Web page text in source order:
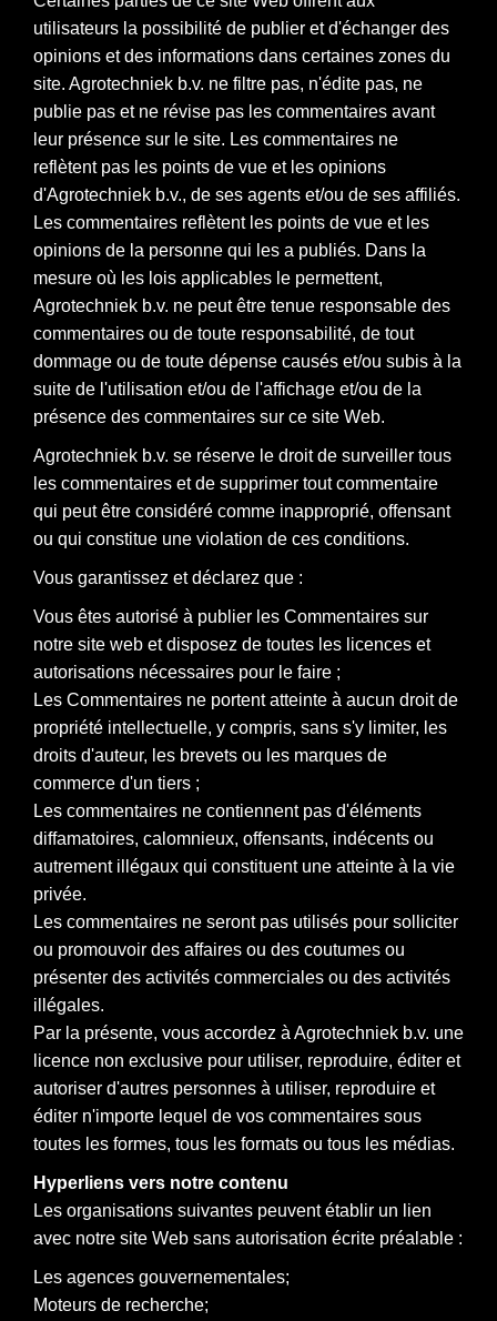
utilisateurs la possibilité de publier et d'échanger des
opinions et des informations dans certaines zones du
site. Agrotechniek b.v. ne filtre pas, n'édite pas, ne
publie pas et ne révise pas les commentaires avant
leur présence sur le site. Les commentaires ne
reflètent pas les points de vue et les opinions
d'Agrotechniek b.v., de ses agents et/ou de ses affiliés.
Les commentaires reflètent les points de vue et les
opinions de la personne qui les a publiés. Dans la
mesure où les lois applicables le permettent,
Agrotechniek b.v. ne peut être tenue responsable des
commentaires ou de toute responsabilité, de tout
dommage ou de toute dépense causés et/ou subis à la
suite de l'utilisation et/ou de l'affichage et/ou de la
présence des commentaires sur ce site Web.
Agrotechniek b.v. se réserve le droit de surveiller tous
les commentaires et de supprimer tout commentaire
qui peut être considéré comme inapproprié, offensant
ou qui constitue une violation de ces conditions.
Vous garantissez et déclarez que :
Vous êtes autorisé à publier les Commentaires sur
notre site web et disposez de toutes les licences et
autorisations nécessaires pour le faire ;
Les Commentaires ne portent atteinte à aucun droit de
propriété intellectuelle, y compris, sans s'y limiter, les
droits d'auteur, les brevets ou les marques de
commerce d'un tiers ;
Les commentaires ne contiennent pas d'éléments
diffamatoires, calomnieux, offensants, indécents ou
autrement illégaux qui constituent une atteinte à la vie
privée.
Les commentaires ne seront pas utilisés pour solliciter
ou promouvoir des affaires ou des coutumes ou
présenter des activités commerciales ou des activités
illégales.
Par la présente, vous accordez à Agrotechniek b.v. une
licence non exclusive pour utiliser, reproduire, éditer et
autoriser d'autres personnes à utiliser, reproduire et
éditer n'importe lequel de vos commentaires sous
toutes les formes, tous les formats ou tous les médias.
Hyperliens vers notre contenu
Les organisations suivantes peuvent établir un lien
avec notre site Web sans autorisation écrite préalable :
Les agences gouvernementales;
Moteurs de recherche;